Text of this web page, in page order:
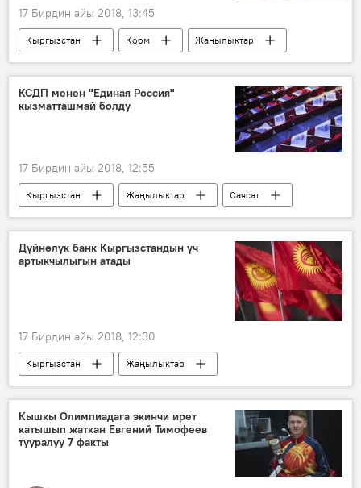
17 Бирдин айы 2018, 13:45
Кыргызстан Коом
Жаңылыктар
Бишкек
айдоочу
маршруттук такси
планшет Видео
КСДП менен "Единая Россия"
кызматташмай болду
17 Бирдин айы 2018, 12:55
Кыргызстан Жаңылыктар
Саясат
КСДП фракциясы
Единая Россия
макулдашуу
кызматташуу
Дүйнөлүк банк Кыргызстандын үч
артыкчылыгын атады
17 Бирдин айы 2018, 12:30
Кыргызстан
Жаңылыктар
Экономика
Лилия Бурунчук
мүмкүнчүлүк
Кышкы Олимпиадага экинчи ирет
катышып жаткан Евгений Тимофеев
тууралуу 7 факты